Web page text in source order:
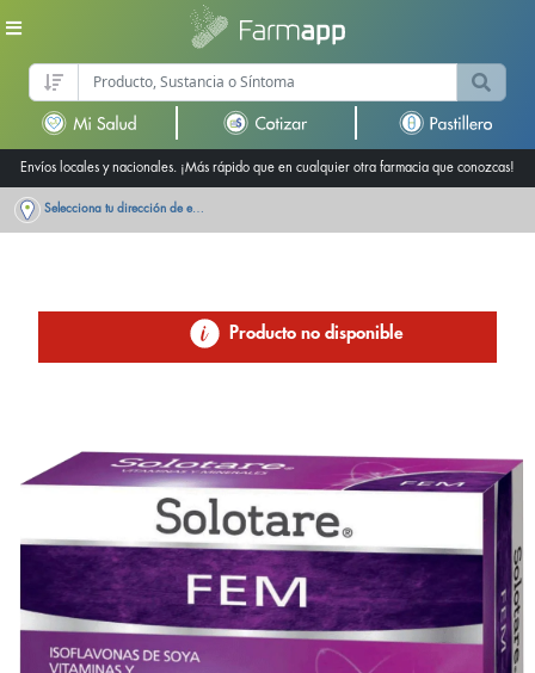
Envíos locales y nacionales. ¡Más rápido que en cualquier otra farmacia que conozcas!
Selecciona tu dirección de entrega
Producto no disponible